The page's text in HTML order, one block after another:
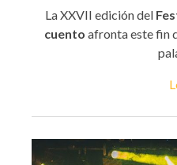
La XXVII edición del
cuento afronta este fin